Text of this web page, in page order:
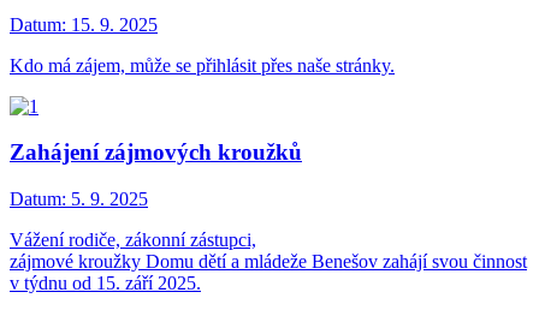
Datum: 15. 9. 2025
Kdo má zájem, může se přihlásit přes naše stránky.
Zahájení zájmových kroužků
Datum: 5. 9. 2025
Vážení rodiče, zákonní zástupci,
zájmové kroužky Domu dětí a mládeže Benešov zahájí svou činnost
v týdnu od 15. září 2025.